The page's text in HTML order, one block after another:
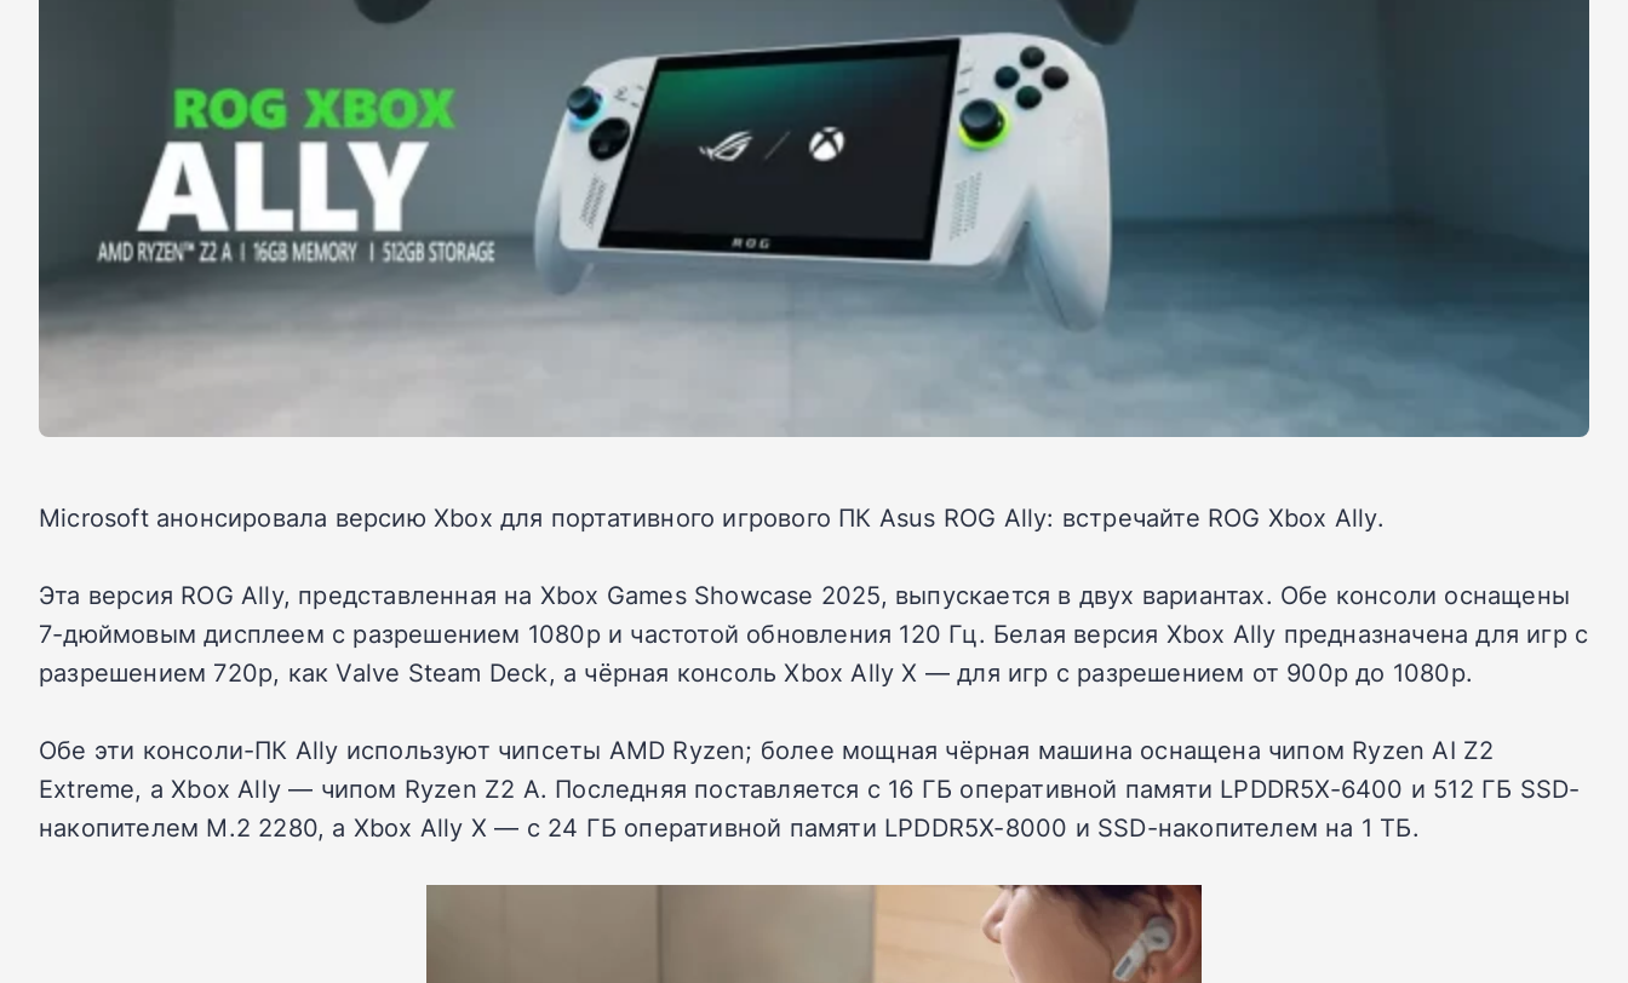
Microsoft анонсировала версию Xbox для портативного игрового ПК Asus ROG Ally: встречайте ROG Xbox Ally.
Эта версия ROG Ally, представленная на Xbox Games Showcase 2025, выпускается в двух вариантах. Обе консоли оснащены
7-дюймовым дисплеем с разрешением 1080p и частотой обновления 120 Гц. Белая версия Xbox Ally предназначена для игр с
разрешением 720p, как Valve Steam Deck, а чёрная консоль Xbox Ally X — для игр с разрешением от 900p до 1080p.
Обе эти консоли-ПК Ally используют чипсеты AMD Ryzen; более мощная чёрная машина оснащена чипом Ryzen AI Z2
Extreme, а Xbox Ally — чипом Ryzen Z2 A. Последняя поставляется с 16 ГБ оперативной памяти LPDDR5X-6400 и 512 ГБ SSD-
накопителем M.2 2280, а Xbox Ally X — с 24 ГБ оперативной памяти LPDDR5X-8000 и SSD-накопителем на 1 ТБ.